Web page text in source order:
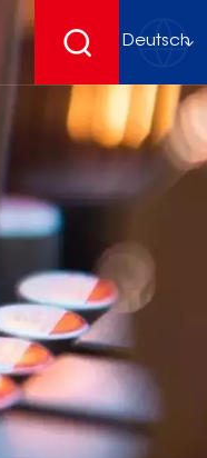
Deutsch
English
Deutsch
español
русский